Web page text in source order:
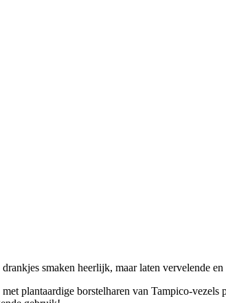
smaken heerlijk, maar laten vervelende
plantaardige borstelharen van Tampico-